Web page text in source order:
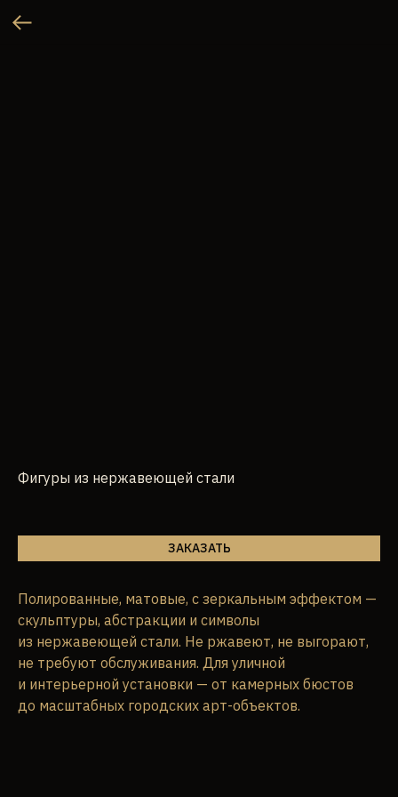
Фигуры из нержавеющей стали
ЗАКАЗАТЬ
Полированные, матовые, с зеркальным эффектом —
скульптуры, абстракции и символы
из нержавеющей стали. Не ржавеют, не выгорают,
не требуют обслуживания. Для уличной
и интерьерной установки — от камерных бюстов
до масштабных городских арт-объектов.